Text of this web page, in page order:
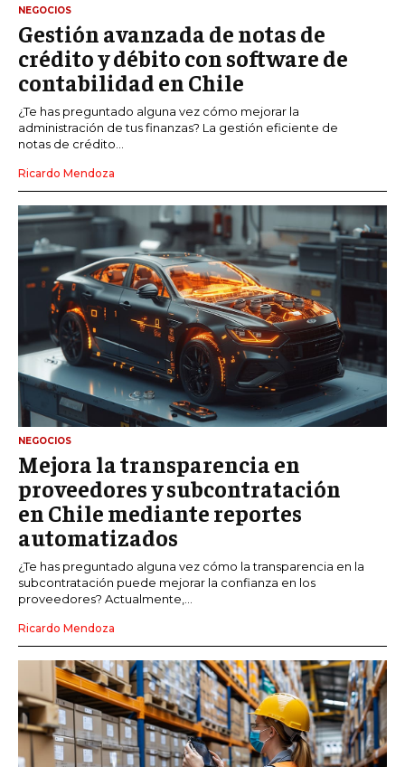
NEGOCIOS
Gestión avanzada de notas de
crédito y débito con software de
contabilidad en Chile
¿Te has preguntado alguna vez cómo mejorar la
administración de tus finanzas? La gestión eficiente de
notas de crédito...
Ricardo Mendoza
NEGOCIOS
Mejora la transparencia en
proveedores y subcontratación
en Chile mediante reportes
automatizados
¿Te has preguntado alguna vez cómo la transparencia en la
subcontratación puede mejorar la confianza en los
proveedores? Actualmente,...
Ricardo Mendoza